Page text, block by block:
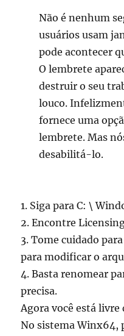
Não é nenhum
usuários usam
pode acontecer
O lembrete
destruir o seu
louco.
fornece uma
lembrete. Mas
desabilitá-lo.
1. Siga para C: \
2. Encontre
3. Tome cuidado
para modificar o
4. Basta renomear
precisa.
Agora você está
No sistema Winx64,